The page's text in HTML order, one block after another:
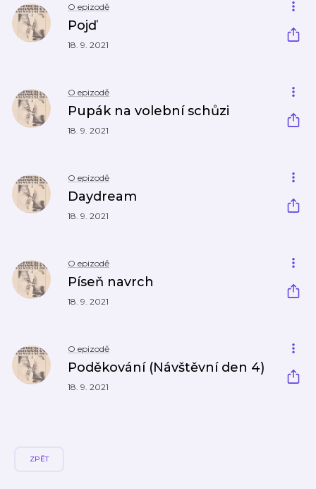
O epizodě
Pojď
18. 9. 2021
O epizodě
Pupák na volební schůzi
18. 9. 2021
O epizodě
Daydream
18. 9. 2021
O epizodě
Píseň navrch
18. 9. 2021
O epizodě
Poděkování (Návštěvní den 4)
18. 9. 2021
ZPĚT